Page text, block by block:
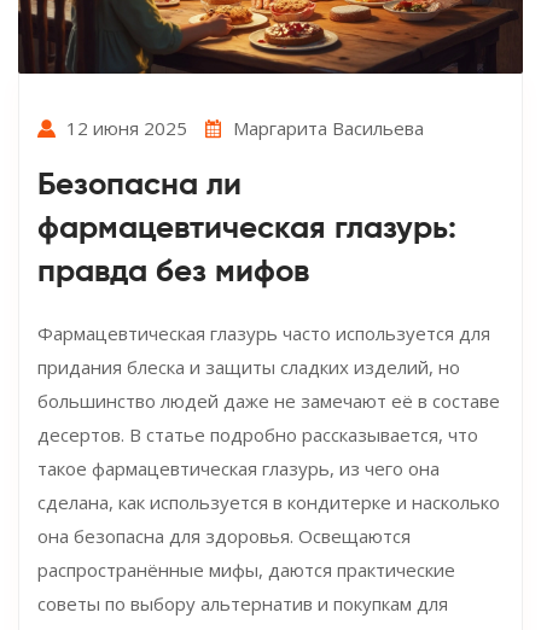
12 июня 2025 Маргарита Васильева
Безопасна ли
фармацевтическая глазурь:
правда без мифов
Фармацевтическая глазурь часто используется для
придания блеска и защиты сладких изделий, но
большинство людей даже не замечают её в составе
десертов. В статье подробно рассказывается, что
такое фармацевтическая глазурь, из чего она
сделана, как используется в кондитерке и насколько
она безопасна для здоровья. Освещаются
распространённые мифы, даются практические
советы по выбору альтернатив и покупкам для